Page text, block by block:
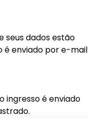
seus dados estão
é enviado por e-mail
ingresso é enviado